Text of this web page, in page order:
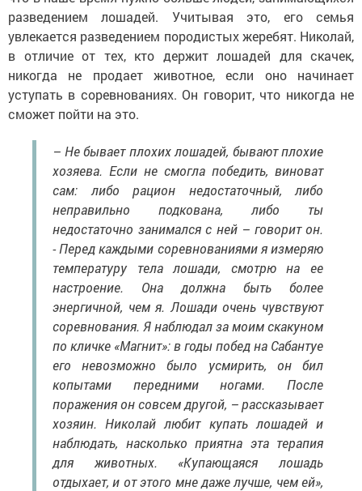
разведением лошадей. Учитывая это, его семья
увлекается разведением породистых жеребят. Николай,
в отличие от тех, кто держит лошадей для скачек,
никогда не продает животное, если оно начинает
уступать в соревнованиях. Он говорит, что никогда не
сможет пойти на это.
– Не бывает плохих лошадей, бывают плохие
хозяева. Если не смогла победить, виноват
сам: либо рацион недостаточный, либо
неправильно подкована, либо ты
недостаточно занимался с ней – говорит он.
- Перед каждыми соревнованиями я измеряю
температуру тела лошади, смотрю на ее
настроение. Она должна быть более
энергичной, чем я. Лошади очень чувствуют
соревнования. Я наблюдал за моим скакуном
по кличке «Магнит»: в годы побед на Сабантуе
его невозможно было усмирить, он бил
копытами передними ногами. После
поражения он совсем другой, – рассказывает
хозяин. Николай любит купать лошадей и
наблюдать, насколько приятна эта терапия
для животных. «Купающаяся лошадь
отдыхает, и от этого мне даже лучше, чем ей»,